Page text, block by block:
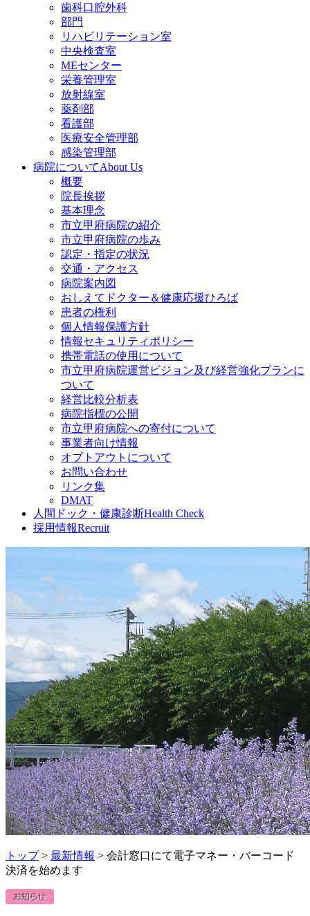
歯科口腔外科
部門
リハビリテーション室
中央検査室
MEセンター
栄養管理室
放射線室
薬剤部
看護部
医療安全管理部
感染管理部
病院についてAbout Us
概要
院長挨拶
基本理念
市立甲府病院の紹介
市立甲府病院の歩み
認定・指定の状況
交通・アクセス
病院案内図
おしえてドクター＆健康応援ひろば
患者の権利
個人情報保護方針
情報セキュリティポリシー
携帯電話の使用について
市立甲府病院運営ビジョン及び経営強化プランに
ついて
経営比較分析表
病院指標の公開
市立甲府病院への寄付について
事業者向け情報
オプトアウトについて
お問い合わせ
リンク集
DMAT
人間ドック・健康診断Health Check
採用情報Recruit
トップ> 最新情報 > 会計窓口にて電子マネー・バーコード
決済を始めます